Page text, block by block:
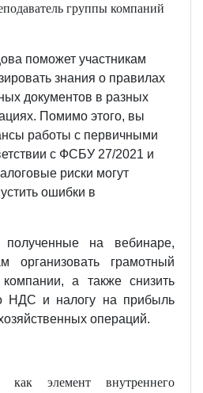
группы компаний
поможет участникам
знания о правилах
документов в разных
Помимо этого, вы
работы с первичными
с ФСБУ 27/2021 и
риски могут
ошибки в
полученные на вебинаре,
организовать грамотный
а также снизить
НДС и налогу на прибыль
операций.
как элемент внутреннего